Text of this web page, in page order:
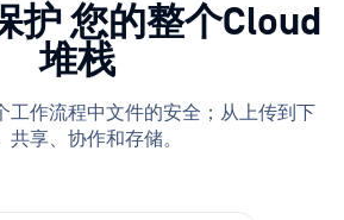
护您的整个Cloud
堆栈
工作流程中文件的安全；从上传到下
共享、协作和存储。